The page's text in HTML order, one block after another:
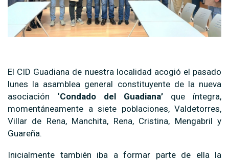
El CID Guadiana de nuestra localidad acogió el pasado
lunes la asamblea general constituyente de la nueva
asociación ‘Condado del Guadiana’ que íntegra,
momentáneamente a siete poblaciones, Valdetorres,
Villar de Rena, Manchita, Rena, Cristina, Mengabril y
Guareña.
Inicialmente también iba a formar parte de ella la